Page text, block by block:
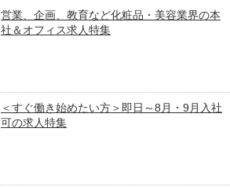
営業、企画、教育など化粧品・美容業界の本
社＆オフィス求人特集
＜すぐ働き始めたい方＞即日～8月・9月入社
可の求人特集